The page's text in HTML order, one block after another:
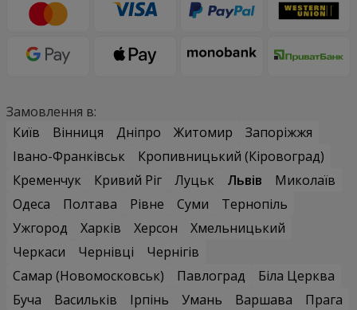
Замовлення в:
Київ
Вінниця Дніпро Житомир
Запоріжжя
Івано-Франківськ
Кропивницький (Кіровоград)
Кременчук
Кривий Ріг Луцьк Львів
Миколаїв
Одеса
Полтава Рівне Суми
Тернопіль
Ужгород
Харків Херсон
Хмельницький
Черкаси
Чернівці
Чернігів
Самар (Новомосковськ)
Павлоград
Біла Церква
Буча
Васильків Ірпінь Умань Варшава
Прага